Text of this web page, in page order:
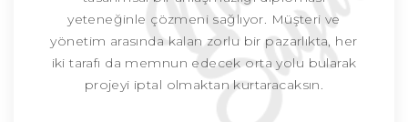
yeteneğinle çözmeni sağlıyor. Müşteri ve
yönetim arasında kalan zorlu bir pazarlıkta, her
iki tarafı da memnun edecek orta yolu bularak
projeyi iptal olmaktan kurtaracaksın.